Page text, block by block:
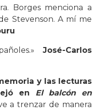
Borges menciona a
Stevenson. A mí me
José-Carlos
y las lecturas
en El balcón en
a trenzar de manera